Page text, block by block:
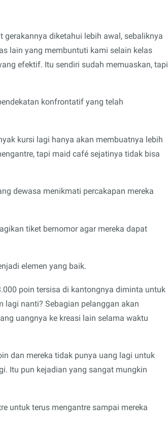
diketahui lebih awal, sebaliknya
lain yang membuntuti kami selain kelas
efektif. Itu sendiri sudah memuaskan, tapi
konfrontatif yang telah
kursi lagi hanya akan membuatnya lebih
tapi maid café sejatinya tidak bisa
dewasa menikmati percakapan mereka
tiket bernomor agar mereka dapat
elemen yang baik.
poin tersisa di kantongnya diminta untuk
nanti? Sebagian pelanggan akan
uangnya ke kreasi lain selama waktu
dan mereka tidak punya uang lagi untuk
Itu pun kejadian yang sangat mungkin
untuk terus mengantre sampai mereka